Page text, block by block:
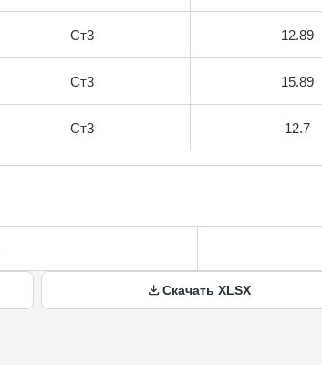
Ст3 12.89
Ст3 15.89
Ст3 12.7
Скачать XLSX